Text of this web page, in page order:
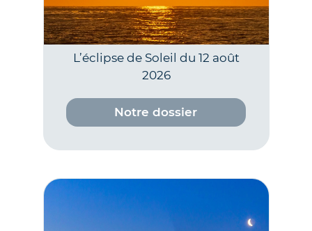
L’éclipse de Soleil du 12 août
2026
Notre dossier